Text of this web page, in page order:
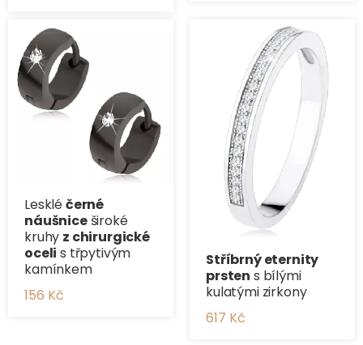
Leskléčerné
náušniceširoké
kruhy z chirurgické
oceli s třpytivým
kamínkem
156 Kč
Stříbrný eternity
prsten s bílými
kulatými zirkony
617 Kč